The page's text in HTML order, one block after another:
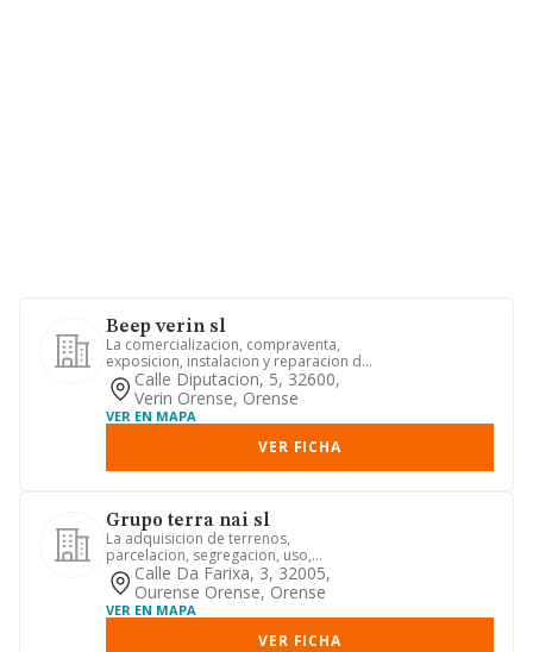
Beep verin sl
La comercializacion, compraventa,
exposicion, instalacion y reparacion de
material informatico. aca...
Calle Diputacion, 5, 32600,
Verin Orense, Orense
VER EN MAPA
VER FICHA
Grupo terra nai sl
La adquisicion de terrenos,
parcelacion, segregacion, uso,
arrendamiento y venta de los mismos.
urb...
Calle Da Farixa, 3, 32005,
Ourense Orense, Orense
VER EN MAPA
VER FICHA